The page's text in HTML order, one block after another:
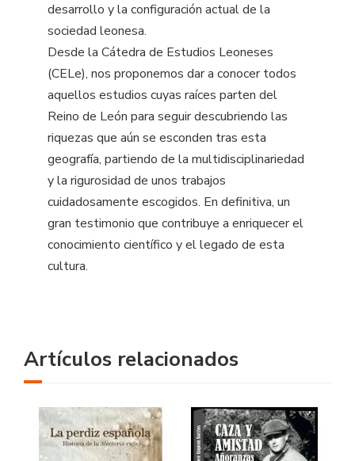
desarrollo y la configuración actual de la
sociedad leonesa.
Desde la Cátedra de Estudios Leoneses
(CELe), nos proponemos dar a conocer todos
aquellos estudios cuyas raíces parten del
Reino de León para seguir descubriendo las
riquezas que aún se esconden tras esta
geografía, partiendo de la multidisciplinariedad
y la rigurosidad de unos trabajos
cuidadosamente escogidos. En definitiva, un
gran testimonio que contribuye a enriquecer el
conocimiento científico y el legado de esta
cultura.
Artículos relacionados